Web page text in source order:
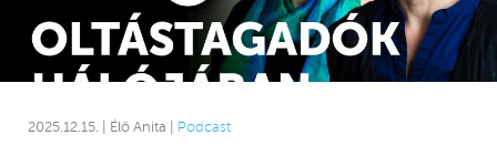
2025.12.15. | Élő Anita | Podcast